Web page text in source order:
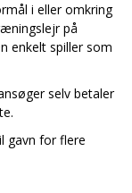
i eller omkring
på
enkelt spiller som
selv betaler
gavn for flere